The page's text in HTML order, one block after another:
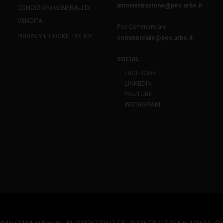
CONDIZIONI GENERALI DI
VENDITA
PRIVACY E COOKIE POLICY
amministrazione@pec.arbo.it
Pec Commerciale:
commerciale@pec.arbo.it
SOCIAL
FACEBOOK
LINKEDIN
YOUTUBE
INSTAGRAM